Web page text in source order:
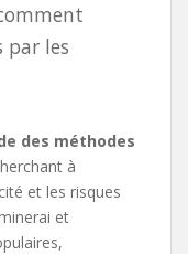
par les
des méthodes
à
et les risques
et